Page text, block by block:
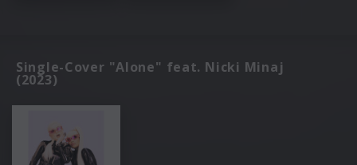
Single-Cover "Alone" feat. Nicki Minaj
(2023)